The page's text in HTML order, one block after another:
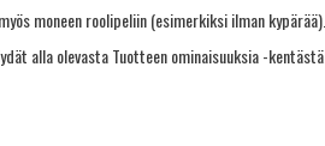
moneen roolipeliin (esimerkiksi ilman kypärää).
alla olevasta Tuotteen ominaisuuksia -kentästä.